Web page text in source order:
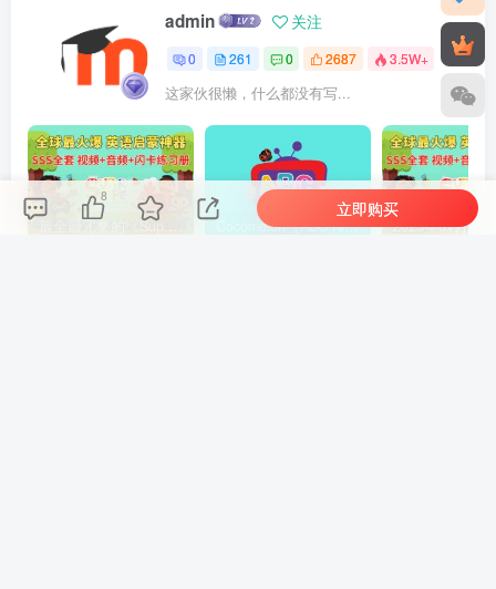
admin 关注
0 261 0 2687 3.5W+
这家伙很懒，什么都没有写...
Cocomelon（ABC Kid TV）英语启蒙儿歌童谣视频，全938集，1080P高清视频带英文字幕，带音频MP3，百度网盘下载！
8
立即购买